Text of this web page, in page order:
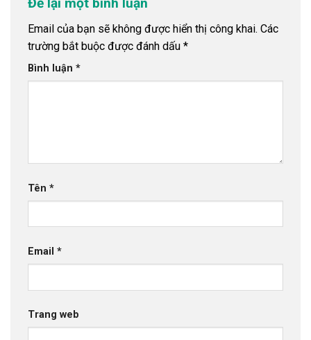
Email của bạn sẽ không được hiển thị công khai. Các
trường bắt buộc được đánh dấu *
Bình luận *
Tên *
Email *
Trang web